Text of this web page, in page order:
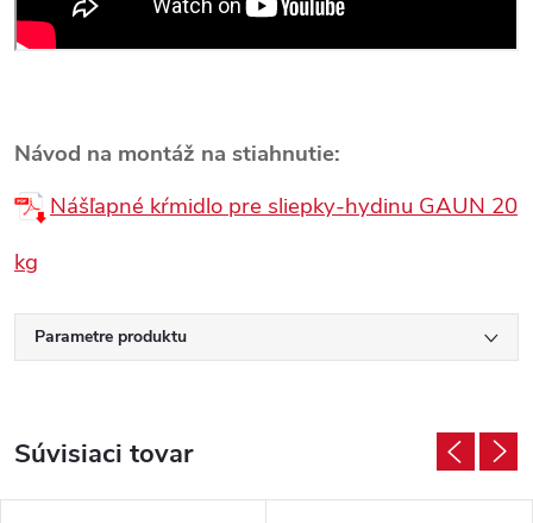
Návod na montáž na stiahnutie:
Nášľapné kŕmidlo pre sliepky-hydinu GAUN 20
kg
Parametre produktu
Súvisiaci tovar